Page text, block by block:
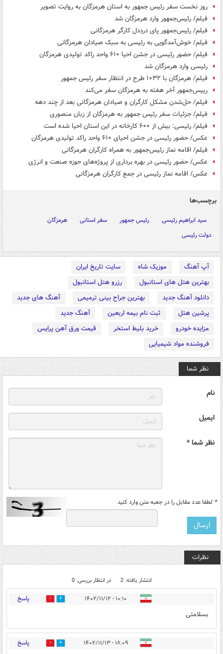
روز نخست سفر رئیس جمهور به استان هرمزگان به روایت تصویر
فیلم/ رئیس‌جمهور وارد هرمزگان شد
فیلم/ رئیس‌جمهور پای دردِدل کارگر هرمزگانی
فیلم/ خوش‌آمدگویی به رئیسی به سبک صیادان هرمزگانی
فیلم/ حضور رئیسی در جشن احیا ۶۱۰ واحد راکد تولیدی هرمزگان
رئیسی وارد هرمزگان شد
فیلم/ هرمزگان با ۱۰۳۲ طرح در انتظار سفر رئیس جمهور
رییس‌جمهور آخر هفته به هرمزگان سفر می‌کند
فیلم/ حل‌شدن مشکل کارگران و صیادان هرمزگانی بعد از چند دهه
فیلم/ جزئیات سفر رئیس جمهور به هرمزگان از زبان منصوری
فیلم/ رئیسی: بیش از ۶۰۰ کارخانه در این استان احیا شده است
عکس/ حضور رئیسی در جشن احیای ۶۱۰ واحد راکد تولیدی هرمزگان
فیلم/ اقامه نماز رئیس‌جمهور به همراه کارگران هرمزگانی
عکس/ حضور رئیسی در بهره برداری از پروژه‌های حوزه صنعت و انرژی
عکس/ اقامه نماز رئیسی در جمع کارگران هرمزگانی
برچسب‌ها
سید ابراهیم رئیسی رئیس جمهور سفر استانی
هرمزگان
دولت رئیسی
آپ آهنگ موزیک شاه
سایت تاریخ ایران
بهترین هتل های استانبول
رزرو هتل استانبول
دانلود آهنگ جدید
بهترین جراح بینی ترمیمی
آهنگ های جدید
پرشین هتل
ثبت نام بیمه اربعین
آهنگ جدید
مزایده خودرو
خرید بلیط استخر
قیمت ورق آهن پرایس
فروشنده مواد شیمیایی
نظر شما
نام
ایمیل
نظر شما *
* لطفا عدد مقابل را در جعبه متن وارد کنید
نظرات
انتشار یافته: 2 در انتظار بررسی: 0
۱۰:۱۰ - ۱۴۰۲/۱۱/۱۲ 2 پاسخ
بسلامتی
۱۸:۰۹ - ۱۴۰۲/۱۱/۱۳ 0 پاسخ